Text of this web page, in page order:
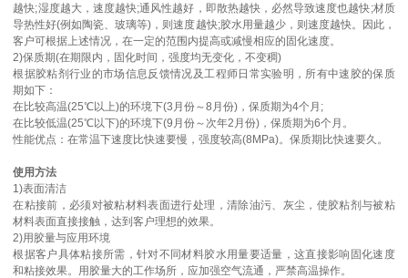
越快;湿度越大，速度越快;通风性越好，即散热越快，必然导致速度也越快;材质
导热性好(例如陶瓷、玻璃等)，则速度越快;胶水用量越少，则速度越快。因此，
客户可根据上述情况，在一定的范围内提高或减慢相应的固化速度。
2)保质期(在期限内，固化时间，强度均无变化，不变稠)
根据胶粘剂行业的市场信息反馈情况及工程师日常实验明，所有中速胶的保质
期如下：
在比较高温(25℃以上)的环境下(3月份～8月份)，保质期为4个月;
在比较低温(25℃以下)的环境下(9月份～次年2月份)，保质期为6个月。
性能优点：在常温下速度比快速要慢，强度较高(8MPa)。保质期比快速要久。
使用方法
1)表面清洁
在粘接前，必须对被粘材料表面进行处理，清除油污、灰尘，使胶粘剂与被粘
材料表面直接接触，达到客户理想的效果。
2)用胶量与应用环境
根据客户具体粘接所需，针对不同材料胶水用量要适量，这直接影响固化速度
和粘接效果。用胶量大的工作场所，应加强空气流通，严禁高温操作。